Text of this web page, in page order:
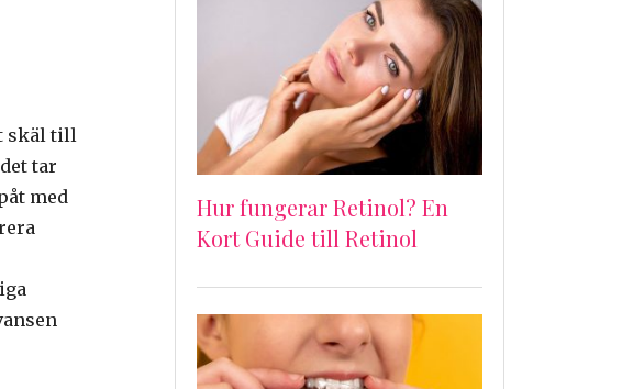
skäl till
tar
med
Hur fungerar Retinol? En
Kort Guide till Retinol